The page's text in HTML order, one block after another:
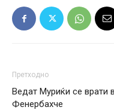
Претходно
Ведат Муриќи се врати
Фенербахче